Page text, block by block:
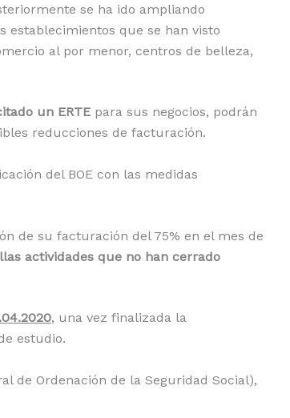
se ha ido ampliando
establecimientos que se han visto
al por menor, centros de belleza,
un ERTE para sus negocios, podrán
reducciones de facturación.
del BOE con las medidas
de su facturación del 75% en el mes de
actividades que no han cerrado
, una vez finalizada la
estudio.
de Ordenación de la Seguridad Social),